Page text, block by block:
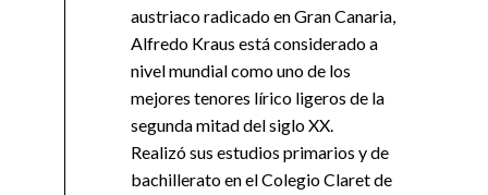
austriaco radicado en Gran Canaria,
Alfredo Kraus está considerado a
nivel mundial como uno de los
mejores tenores lírico ligeros de la
segunda mitad del siglo XX.
Realizó sus estudios primarios y de
bachillerato en el Colegio Claret de